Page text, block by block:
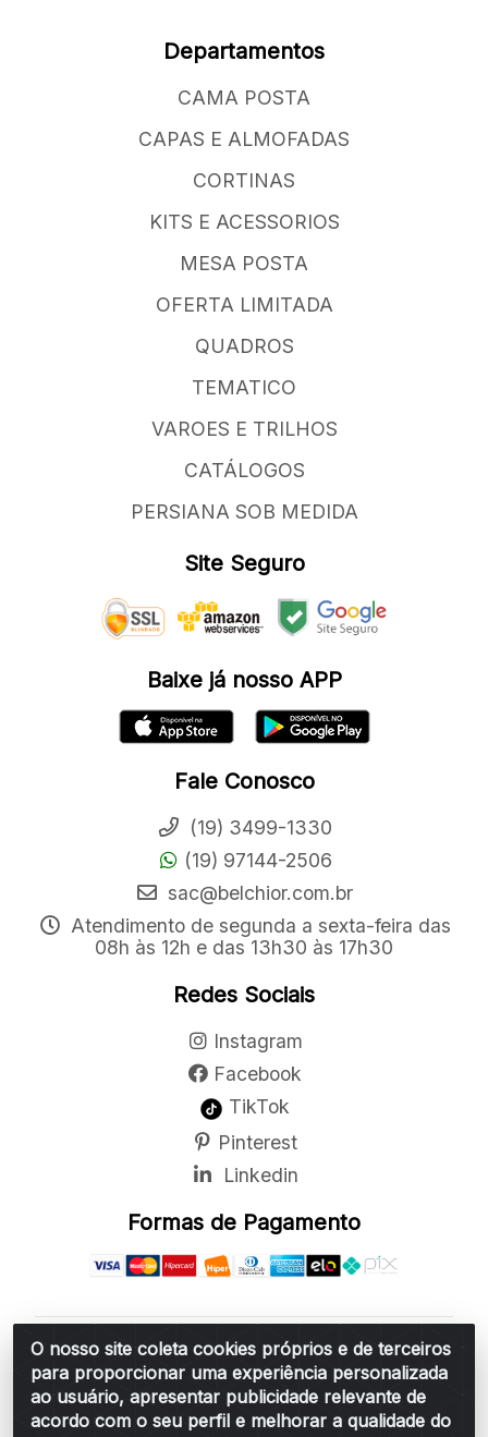
O nosso site coleta cookies próprios e de terceiros
para proporcionar uma experiência personalizada
ao usuário, apresentar publicidade relevante de
acordo com o seu perfil e melhorar a qualidade do
Departamentos
CAMA POSTA
CAPAS E ALMOFADAS
CORTINAS
KITS E ACESSORIOS
MESA POSTA
OFERTA LIMITADA
QUADROS
TEMATICO
VAROES E TRILHOS
CATÁLOGOS
PERSIANA SOB MEDIDA
Site Seguro
Baixe já nosso APP
Fale Conosco
(19) 3499-1330
(19) 97144-2506
sac@belchior.com.br
Atendimento de segunda a sexta-feira das
08h às 12h e das 13h30 às 17h30
Redes Sociais
Instagram
Facebook
TikTok
Pinterest
Linkedin
Formas de Pagamento
Belchior Cortinas e Acessórios LTDA - R: Rua
Vereador Sérgio Leopoldino Alves, 876 - Santa
Bárbara d'Oeste/SP - CEP 13.456-166 - CNPJ
06.314.073/0001-34